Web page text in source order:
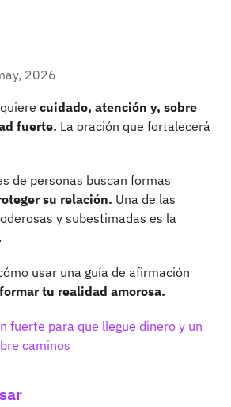
2026
cuidado, atención y, sobre
fuerte. La oración que fortalecerá
de personas buscan formas
su relación. Una de las
y subestimadas es la
usar una guía de afirmación
tu realidad amorosa.
fuerte para que llegue dinero y un
caminos